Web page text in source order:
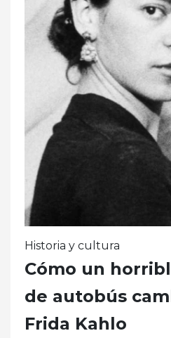
Historia y cultura
Cómo un
de autobús
Frida Kahlo